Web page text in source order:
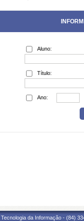
Aluno:
Título:
Ano:
da Informação - (84)